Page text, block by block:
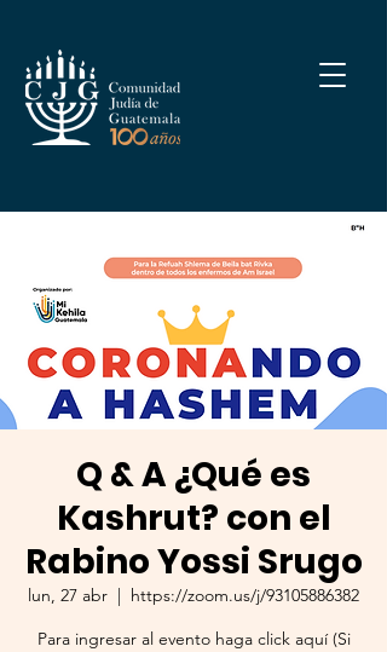
Q & A ¿Qué es
Kashrut? con el
Rabino Yossi Srugo
lun, 27 abr
  |
https://zoom.us/j/93105886382
Para ingresar al evento haga click aquí (Si